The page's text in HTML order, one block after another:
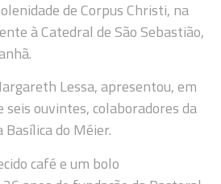
de Corpus Christi, na
à Catedral de São Sebastião,
Lessa, apresentou, em
seis ouvintes, colaboradores da
do Méier.
café e um bolo